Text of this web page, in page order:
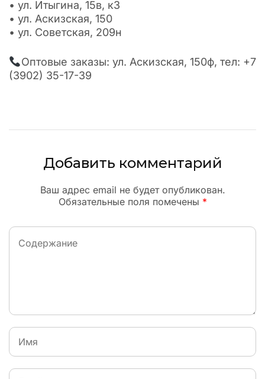
• ул. Итыгина, 15в, к3
• ул. Аскизская, 150
• ул. Советская, 209н
Оптовые заказы: ул. Аскизская, 150ф, тел: +7
(3902) 35-17-39
Добавить комментарий
Ваш адрес email не будет опубликован.
Обязательные поля помечены *